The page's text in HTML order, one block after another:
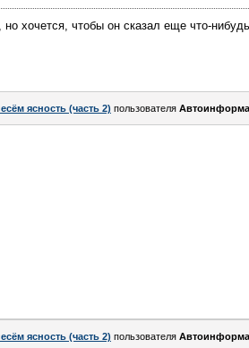
хочется, чтобы он сказал еще что-
ясность (часть 2) пользователя
ясность (часть 2) пользователя